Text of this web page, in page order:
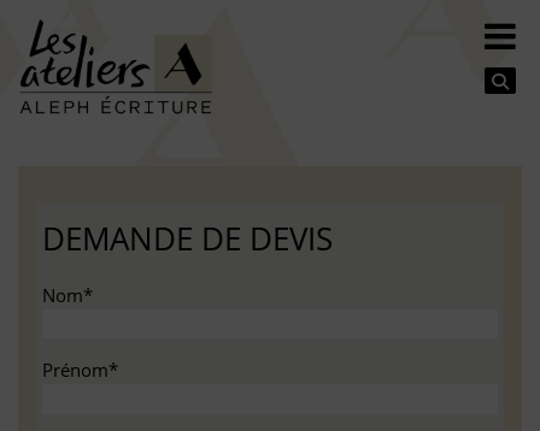
DEMANDE DE DEVIS
Nom*
Prénom*